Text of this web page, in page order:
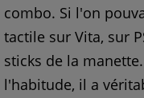
combo. Si l'on
tactile sur Vita, sur
sticks de la
l'habitude, il a